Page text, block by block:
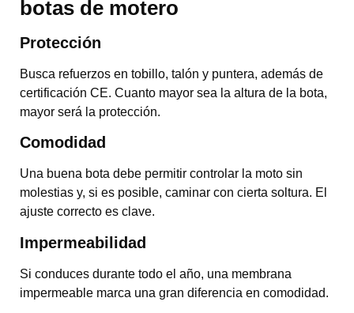
botas de motero
Protección
Busca refuerzos en tobillo, talón y puntera, además de
certificación CE. Cuanto mayor sea la altura de la bota,
mayor será la protección.
Comodidad
Una buena bota debe permitir controlar la moto sin
molestias y, si es posible, caminar con cierta soltura. El
ajuste correcto es clave.
Impermeabilidad
Si conduces durante todo el año, una membrana
impermeable marca una gran diferencia en comodidad.